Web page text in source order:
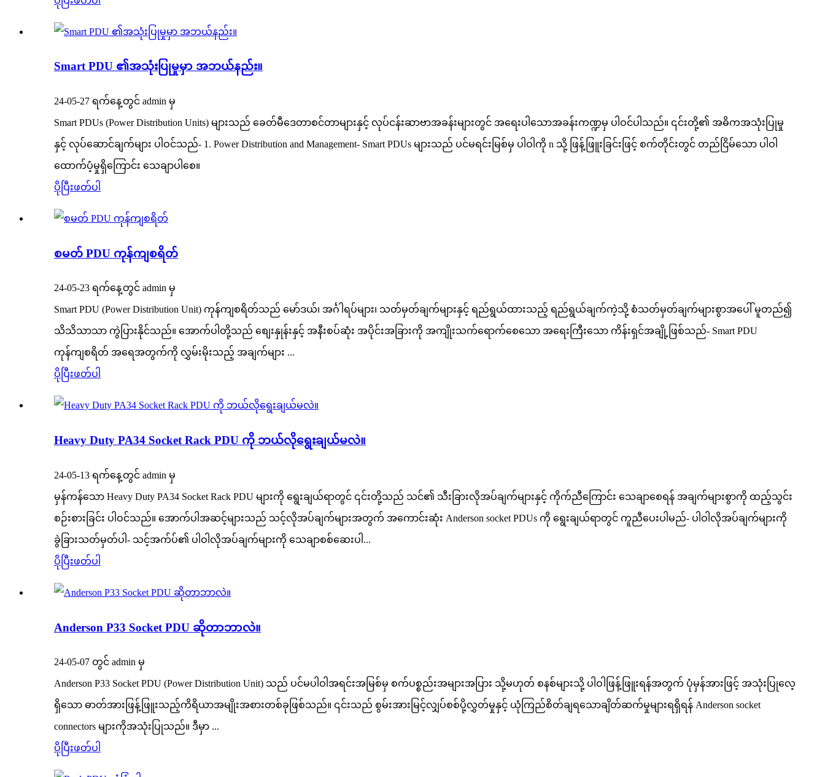
Smart PDU ၏အသုံးပြုမှုမှာ အဘယ်နည်း။
24-05-27 ရက်နေ့တွင် admin မှ
Smart PDUs (Power Distribution Units) များသည် ခေတ်မီဒေတာစင်တာများနှင့် လုပ်ငန်းဆာဗာအခန်းများတွင် အရေးပါသောအခန်းကဏ္ဍမှ ပါဝင်ပါသည်။ ၎င်းတို့၏ အဓိကအသုံးပြုမှု
နှင့် လုပ်ဆောင်ချက်များ ပါဝင်သည်- 1. Power Distribution and Management- Smart PDUs များသည် ပင်မရင်းမြစ်မှ ပါဝါကို n သို့ ဖြန့်ဖြူးခြင်းဖြင့် စက်တိုင်းတွင် တည်ငြိမ်သော ပါဝါ
ထောက်ပံ့မှုရှိကြောင်း သေချာပါစေ။
ပိုပြီးဖတ်ပါ
စမတ် PDU ကုန်ကျစရိတ်
24-05-23 ရက်နေ့တွင် admin မှ
Smart PDU (Power Distribution Unit) ကုန်ကျစရိတ်သည် မော်ဒယ်၊ အင်္ဂါရပ်များ၊ သတ်မှတ်ချက်များနှင့် ရည်ရွယ်ထားသည့် ရည်ရွယ်ချက်ကဲ့သို့ စံသတ်မှတ်ချက်များစွာအပေါ် မူတည်၍
သိသိသာသာ ကွဲပြားနိုင်သည်။ အောက်ပါတို့သည် စျေးနှုန်းနှင့် အနီးစပ်ဆုံး အပိုင်းအခြားကို အကျိုးသက်ရောက်စေသော အရေးကြီးသော ကိန်းရှင်အချို့ဖြစ်သည်- Smart PDU
ကုန်ကျစရိတ် အရေအတွက်ကို လွှမ်းမိုးသည့် အချက်များ ...
ပိုပြီးဖတ်ပါ
Heavy Duty PA34 Socket Rack PDU ကို ဘယ်လိုရွေးချယ်မလဲ။
24-05-13 ရက်နေ့တွင် admin မှ
မှန်ကန်သော Heavy Duty PA34 Socket Rack PDU များကို ရွေးချယ်ရာတွင် ၎င်းတို့သည် သင်၏ သီးခြားလိုအပ်ချက်များနှင့် ကိုက်ညီကြောင်း သေချာစေရန် အချက်များစွာကို ထည့်သွင်း
စဉ်းစားခြင်း ပါဝင်သည်။ အောက်ပါအဆင့်များသည် သင့်လိုအပ်ချက်များအတွက် အကောင်းဆုံး Anderson socket PDUs ကို ရွေးချယ်ရာတွင် ကူညီပေးပါမည်- ပါဝါလိုအပ်ချက်များကို
ခွဲခြားသတ်မှတ်ပါ- သင့်အက်ပ်၏ ပါဝါလိုအပ်ချက်များကို သေချာစစ်ဆေးပါ...
ပိုပြီးဖတ်ပါ
Anderson P33 Socket PDU ဆိုတာဘာလဲ။
24-05-07 တွင် admin မှ
Anderson P33 Socket PDU (Power Distribution Unit) သည် ပင်မပါဝါအရင်းအမြစ်မှ စက်ပစ္စည်းအများအပြား သို့မဟုတ် စနစ်များသို့ ပါဝါဖြန့်ဖြူးရန်အတွက် ပုံမှန်အားဖြင့် အသုံးပြုလေ့
ရှိသော ဓာတ်အားဖြန့်ဖြူးသည့်ကိရိယာအမျိုးအစားတစ်ခုဖြစ်သည်။ ၎င်းသည် စွမ်းအားမြင့်လျှပ်စစ်ပို့လွှတ်မှုနှင့် ယုံကြည်စိတ်ချရသောချိတ်ဆက်မှုများရရှိရန် Anderson socket
connectors များကိုအသုံးပြုသည်။ ဒီမှာ ...
ပိုပြီးဖတ်ပါ